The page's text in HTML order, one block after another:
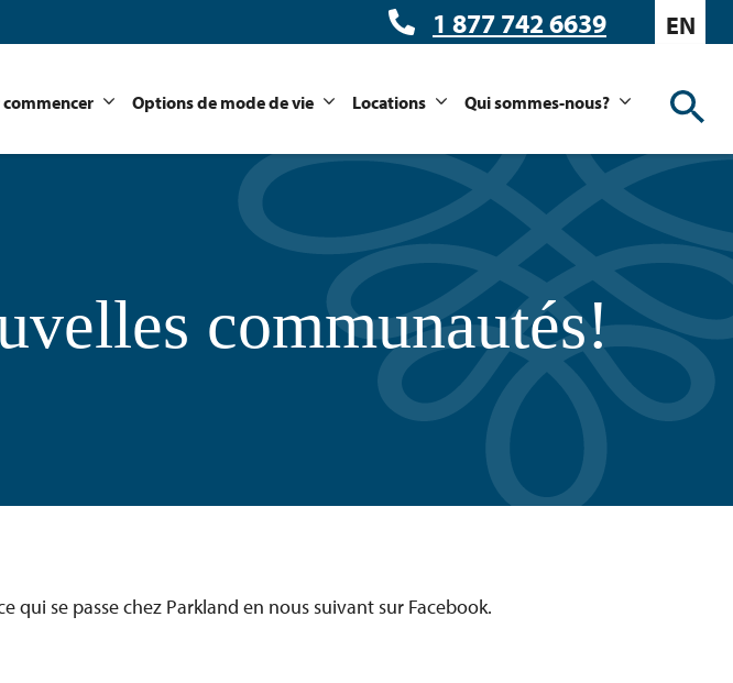
EN
1 877 742 6639
commencer Options de mode de vie Locations Qui sommes-nous?
communautés!
se passe chez Parkland en nous suivant sur Facebook.